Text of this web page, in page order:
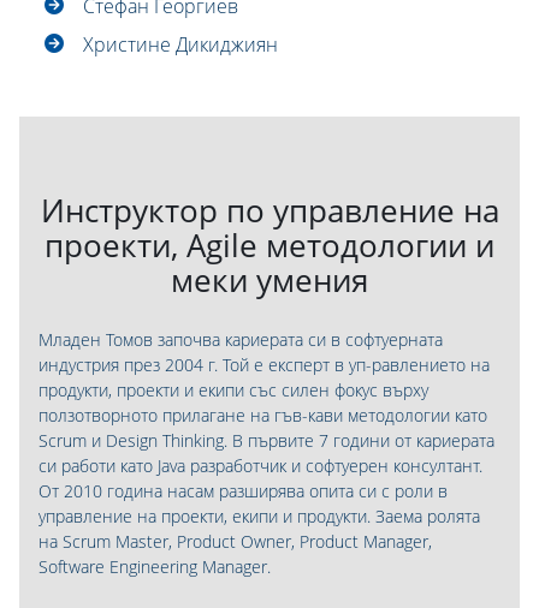
Стефан Георгиев
Христине Дикиджиян
Инструктор по управление на
проекти, Agile методологии и
меки умения
Младен Томов започва кариерата си в софтуерната
индустрия през 2004 г. Той е експерт в уп-равлението на
продукти, проекти и екипи със силен фокус върху
ползотворното прилагане на гъв-кави методологии като
Scrum и Design Thinking. В първите 7 години от кариерата
си работи като Java разработчик и софтуерен консултант.
От 2010 година насам разширява опита си с роли в
управление на проекти, екипи и продукти. Заема ролята
на Scrum Master, Product Owner, Product Manager,
Software Engineering Manager.